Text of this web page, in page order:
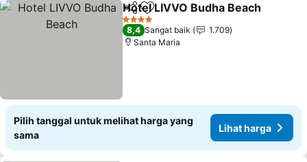
BagikanTambahkan ke favorit
Hotel LIVVO Budha Beach
4 Bintang
8,4 Sangat baik
1.709
Santa Maria
Pilih tanggal untuk melihat harga yang
sama
Lihat harga